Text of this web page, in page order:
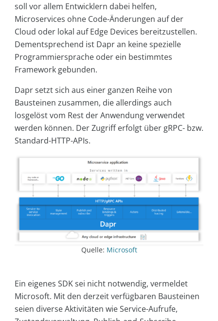
soll vor allem Entwicklern dabei helfen,
Microservices ohne Code-Änderungen auf der
Cloud oder lokal auf Edge Devices bereitzustellen.
Dementsprechend ist Dapr an keine spezielle
Programmiersprache oder ein bestimmtes
Framework gebunden.
Dapr setzt sich aus einer ganzen Reihe von
Bausteinen zusammen, die allerdings auch
losgelöst vom Rest der Anwendung verwendet
werden können. Der Zugriff erfolgt über gRPC- bzw.
Standard-HTTP-APIs.
Quelle: Microsoft
Ein eigenes SDK sei nicht notwendig, vermeldet
Microsoft. Mit den derzeit verfügbaren Bausteinen
seien diverse Aktivitäten wie Service-Aufrufe,